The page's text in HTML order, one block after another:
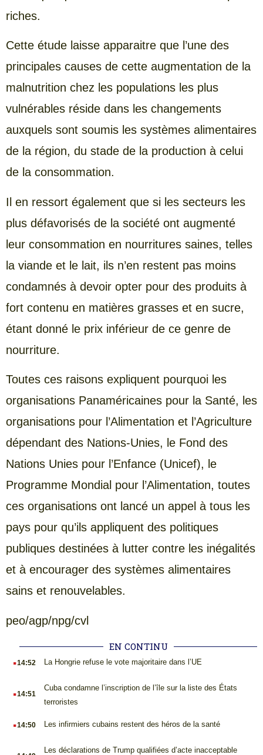
riches.
Cette étude laisse apparaitre que l’une des
principales causes de cette augmentation de la
malnutrition chez les populations les plus
vulnérables réside dans les changements
auxquels sont soumis les systèmes alimentaires
de la région, du stade de la production à celui
de la consommation.
Il en ressort également que si les secteurs les
plus défavorisés de la société ont augmenté
leur consommation en nourritures saines, telles
la viande et le lait, ils n’en restent pas moins
condamnés à devoir opter pour des produits à
fort contenu en matières grasses et en sucre,
étant donné le prix inférieur de ce genre de
nourriture.
Toutes ces raisons expliquent pourquoi les
organisations Panaméricaines pour la Santé, les
organisations pour l’Alimentation et l’Agriculture
dépendant des Nations-Unies, le Fond des
Nations Unies pour l’Enfance (Unicef), le
Programme Mondial pour l’Alimentation, toutes
ces organisations ont lancé un appel à tous les
pays pour qu’ils appliquent des politiques
publiques destinées à lutter contre les inégalités
et à encourager des systèmes alimentaires
sains et renouvelables.
peo/agp/npg/cvl
EN CONTINU
.14:52 La Hongrie refuse le vote majoritaire dans l’UE
.14:51
Cuba condamne l’inscription de l’île sur la liste des États
terroristes
.14:50 Les infirmiers cubains restent des héros de la santé
Les déclarations de Trump qualifiées d’acte inacceptable